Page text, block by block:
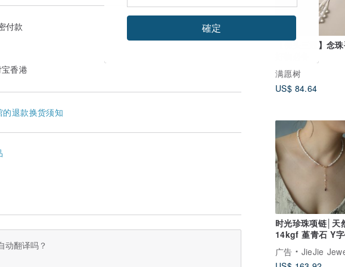
【佛头三通】念
满愿树
US$ 84.64
时光珍珠项链│天
14kgf 堇青石 Y
广告
JieJie
付款
香港
的退款换货须知
动翻译吗？
確定